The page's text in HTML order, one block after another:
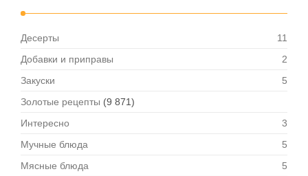
Десерты
11
Добавки и приправы
2
Закуски
5
Золотые рецепты (9 871)
Интересно
3
Мучные блюда
5
Мясные блюда
5